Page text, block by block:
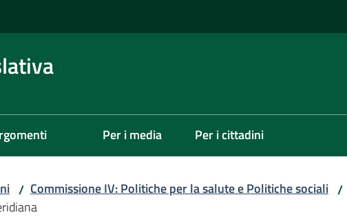
Per i media Per i cittadini
/ Commissione IV: Politiche per la salute e Politiche sociali /